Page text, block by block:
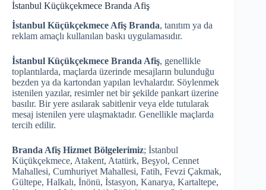
İstanbul Küçükçekmece Branda Afiş
İstanbul Küçükçekmece Afiş Branda, tanıtım ya da
reklam amaçlı kullanılan baskı uygulamasıdır.
İstanbul Küçükçekmece Branda Afiş, genellikle
toplantılarda, maçlarda üzerinde mesajların bulunduğu
bezden ya da kartondan yapılan levhalardır. Söylenmek
istenilen yazılar, resimler net bir şekilde pankart üzerine
basılır. Bir yere asılarak sabitlenir veya elde tutularak
mesaj istenilen yere ulaşmaktadır. Genellikle maçlarda
tercih edilir.
Branda Afiş Hizmet Bölgelerimiz; İstanbul
Küçükçekmece, Atakent, Atatürk, Beşyol, Cennet
Mahallesi, Cumhuriyet Mahallesi, Fatih, Fevzi Çakmak,
Gültepe, Halkalı, İnönü, İstasyon, Kanarya, Kartaltepe,